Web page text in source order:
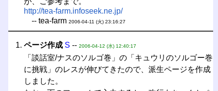
http://tea-farm.infoseek.ne.jp/
-- tea-farm 2006-04-11 (火) 23:16:27
ページ作成 S -- 2006-04-12 (水) 12:40:17
「談話室/ナスのソルゴ巻」の「キュウリのソルゴー巻
に挑戦」のレスが伸びてきたので、派生ページを作成
しました。